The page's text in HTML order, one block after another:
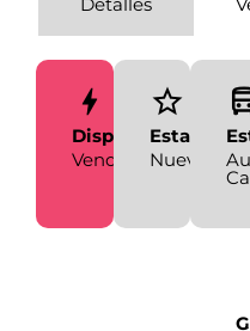
Disponibilidad
Vendida
Estado
Nueva